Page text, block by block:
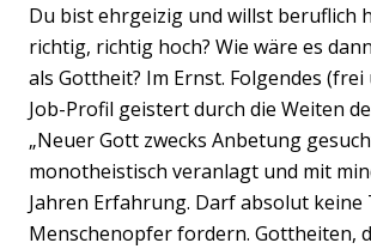
Du bist ehrgeizig und willst beruflich
richtig, richtig hoch? Wie wäre es
als Gottheit? Im Ernst. Folgendes
Job-Profil geistert durch die Weiten
„Neuer Gott zwecks Anbetung
monotheistisch veranlagt und mit
Jahren Erfahrung. Darf absolut keine
Menschenopfer fordern. Gottheiten,